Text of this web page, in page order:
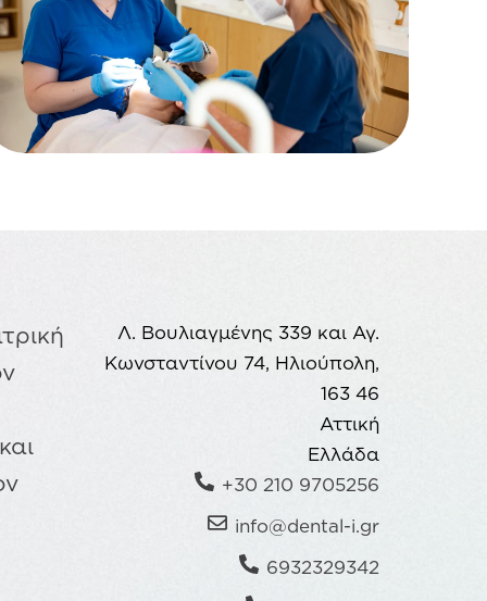
Λ. Βουλιαγμένης 339 και Αγ.
Κωνσταντίνου 74, Ηλιούπολη,
163 46
Αττική
Ελλάδα
+30 210 9705256
info@dental-i.gr
6932329342